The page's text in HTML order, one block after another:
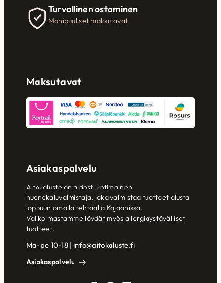
Turvallinen ostaminen
Monipuoliset maksutavat
Maksutavat
Asiakaspalvelu
Aitokaluste on aidosti kotimainen
huonekaluvalmistaja, joka valmistaa tuotteet alusta
loppuun omalla tehtaalla Kajaanissa.
Valikoimastamme löydät myös allergiaystävälliset
tuotteet.
Ma-pe 10-18 | info@aitokaluste.fi
Asiakaspalvelu